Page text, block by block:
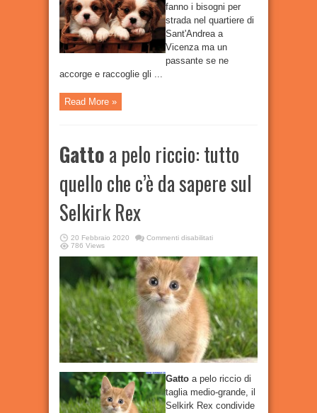
fanno i bisogni per
strada nel quartiere di
Sant'Andrea a
Vicenza ma un
passante se ne
accorge e raccoglie gli ...
Read More »
Gattoa pelo riccio: tutto
quello che c’è da sapere sul
Selkirk Rex
20 Febbraio 2020 Commenti disabilitatisu
pelo
riccio:
tutto
quello
che
c’è
da
sapere
sul
Selkirk
Rex
786 Views
Gatto a pelo riccio di
taglia medio-grande, il
Selkirk Rex condivide